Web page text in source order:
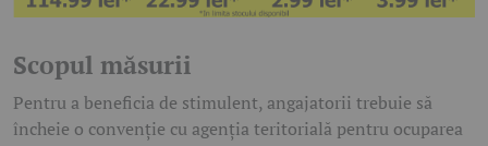
Scopul măsurii
Pentru a beneficia de stimulent, angajatorii trebuie să
încheie o convenție cu agenția teritorială pentru ocuparea